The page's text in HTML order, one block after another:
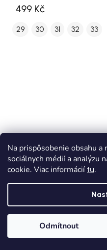
Na prispôsobenie obsahu
sociálnych médií a analýzu
cookie. Viac informácií tu.
Odmítnout
499 Kč
29 30 31 32 33